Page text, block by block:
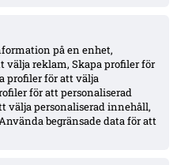
på en enhet,
välja reklam, Skapa profiler för
profiler för att välja
för att personaliserad
välja personaliserad innehåll,
begränsade data för att
lämnar Malmö FF – två SM-guld och
Gent: Goores firande utlöste bråk – VAR-
inför returen